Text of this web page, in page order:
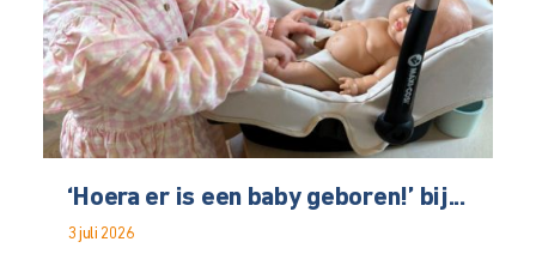
‘Hoera er is een baby geboren!’ bij...
3 juli 2026